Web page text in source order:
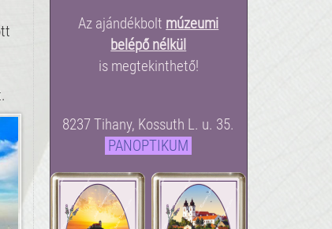
Az ajándékbolt múzeumi
belépő nélkül
is megtekinthető!
8237 Tihany, Kossuth L. u. 35.
PANOPTIKUM